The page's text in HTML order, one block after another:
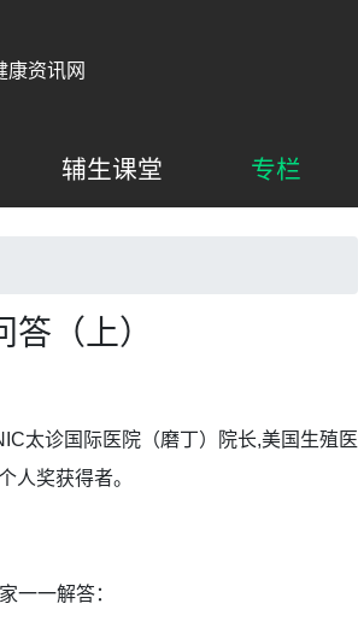
康资讯网
辅生课堂 专栏
（上）
太诊国际医院（磨丁）院长,美国生殖医
人奖获得者。
一一解答：